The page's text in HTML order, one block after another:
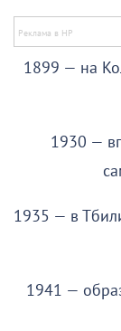
1899 — на
1930 —
1935 — в
1941 —